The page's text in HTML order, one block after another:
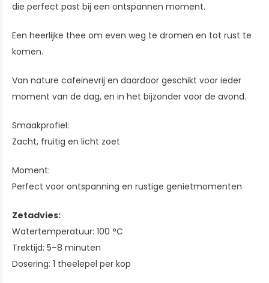
die perfect past bij een ontspannen moment.
Een heerlijke thee om even weg te dromen en tot rust te
komen.
Van nature cafeïnevrij en daardoor geschikt voor ieder
moment van de dag, en in het bijzonder voor de avond.
Smaakprofiel:
Zacht, fruitig en licht zoet
Moment:
Perfect voor ontspanning en rustige genietmomenten
Zetadvies:
Watertemperatuur: 100 °C
Trektijd: 5–8 minuten
Dosering: 1 theelepel per kop